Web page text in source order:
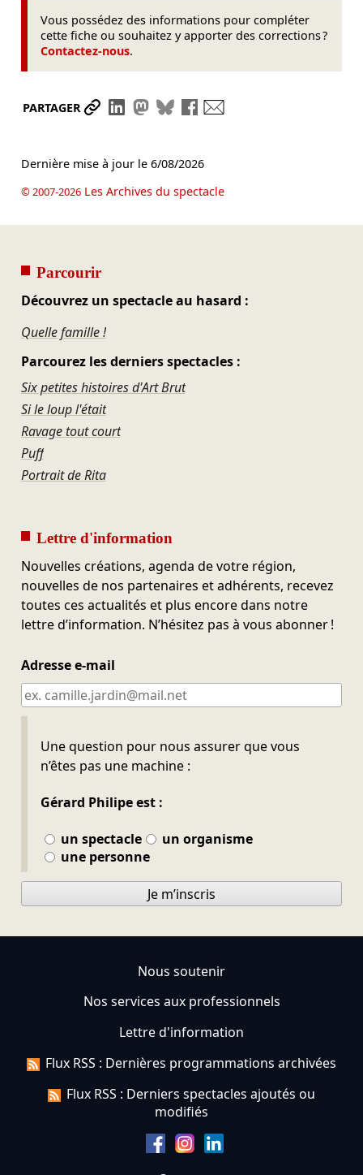
Vous possédez des informations pour compléter
cette fiche ou souhaitez y apporter des corrections ?
Contactez-nous.
PARTAGER Partager le lien
Partager sur LinkedIn
Partager sur Mastodon
Partager sur Bluesky
Partager sur Facebook
Dernière mise à jour le 6/08/2026
© 2007-2026Les Archives du spectacle
Parcourir
Découvrez un spectacle au hasard :
Quelle famille !
Parcourez les derniers spectacles :
Six petites histoires d'Art Brut
Si le loup l'était
Ravage tout court
Puff
Portrait de Rita
Lettre d'information
Nouvelles créations, agenda de votre région,
nouvelles de nos partenaires et adhérents, recevez
toutes ces actualités et plus encore dans notre
lettre d’information. N’hésitez pas à vous abonner !
Adresse e-mail
Une question pour nous assurer que vous
n’êtes pas une machine :
Gérard Philipe est :
un spectacle
un organisme
une personne
Ne pas remplir
Je m’inscris
Nous soutenir
Nos services aux professionnels
Lettre d'information
Flux RSS : Dernières programmations archivées
Flux RSS : Derniers spectacles ajoutés ou
modifiés